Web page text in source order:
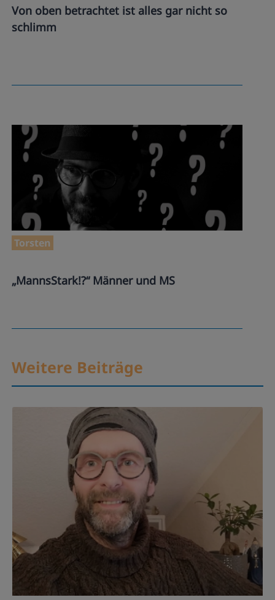
Von oben betrachtet ist alles gar nicht so
schlimm
Torsten
„MannsStark!?“ Männer und MS
Weitere Beiträge